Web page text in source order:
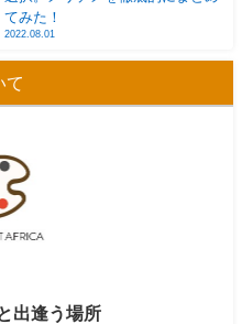
てみた！
2022.08.01
て
出逢う場所